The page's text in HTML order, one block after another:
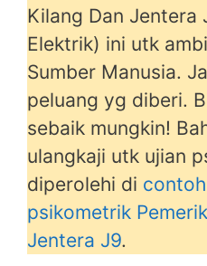
Kilang Dan Jentera
Elektrik) ini utk
Sumber Manusia.
peluang yg diberi.
sebaik mungkin!
ulangkaji utk ujian
diperolehi di
psikometrik
Jentera J9.